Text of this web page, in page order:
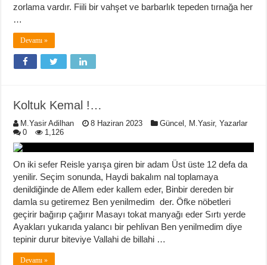
zorlama vardır. Fiili bir vahşet ve barbarlık tepeden tırnağa her
…
Devamı »
Koltuk Kemal !…
M.Yasir Adilhan 8 Haziran 2023 Güncel M.Yasir,Yazarlar
0
1,126
On iki sefer Reisle yarışa giren bir adam Üst üste 12 defa da
yenilir. Seçim sonunda, Haydi bakalım nal toplamaya
denildiğinde de Allem eder kallem eder, Binbir dereden bir
damla su getiremez Ben yenilmedim der. Öfke nöbetleri
geçirir bağırıp çağırır Masayı tokat manyağı eder Sırtı yerde
Ayakları yukarıda yalancı bir pehlivan Ben yenilmedim diye
tepinir durur biteviye Vallahi de billahi …
Devamı »